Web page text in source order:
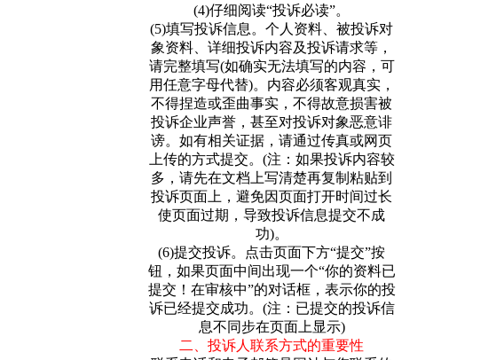
(4)仔细阅读“投诉必读”。
(5)填写投诉信息。个人资料、被投诉对
象资料、详细投诉内容及投诉请求等，
请完整填写(如确实无法填写的内容，可
用任意字母代替)。内容必须客观真实，
不得捏造或歪曲事实，不得故意损害被
投诉企业声誉，甚至对投诉对象恶意诽
谤。如有相关证据，请通过传真或网页
上传的方式提交。(注：如果投诉内容较
多，请先在文档上写清楚再复制粘贴到
投诉页面上，避免因页面打开时间过长
使页面过期，导致投诉信息提交不成
功)。
(6)提交投诉。点击页面下方“提交”按
钮，如果页面中间出现一个“你的资料已
提交！在审核中”的对话框，表示你的投
诉已经提交成功。(注：已提交的投诉信
息不同步在页面上显示)
二、投诉人联系方式的重要性